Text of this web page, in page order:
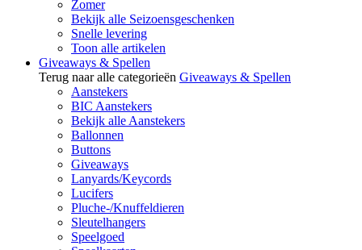
Zomer
Bekijk alle Seizoensgeschenken
Snelle levering
Toon alle artikelen
Giveaways & Spellen
Terug naar alle categorieën Giveaways & Spellen
Aanstekers
BIC Aanstekers
Bekijk alle Aanstekers
Ballonnen
Buttons
Giveaways
Lanyards/Keycords
Lucifers
Pluche-/Knuffeldieren
Sleutelhangers
Speelgoed